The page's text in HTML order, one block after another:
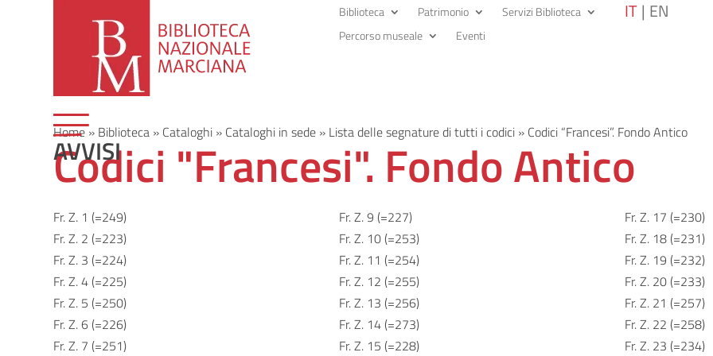
Biblioteca Patrimonio
Servizi Biblioteca
Percorso museale
Eventi
IT EN
AVVISI
Home» Biblioteca » Cataloghi » Cataloghi in sede » Lista delle segnature di tutti i codici » Codici “Francesi”. Fondo Antico
Codici "Francesi". Fondo Antico
Fr. Z. 1 (=249)
Fr. Z. 2 (=223)
Fr. Z. 3 (=224)
Fr. Z. 4 (=225)
Fr. Z. 5 (=250)
Fr. Z. 6 (=226)
Fr. Z. 7 (=251)
Fr. Z. 9 (=227)
Fr. Z. 10 (=253)
Fr. Z. 11 (=254)
Fr. Z. 12 (=255)
Fr. Z. 13 (=256)
Fr. Z. 14 (=273)
Fr. Z. 15 (=228)
Fr. Z. 17 (=230)
Fr. Z. 18 (=231)
Fr. Z. 19 (=232)
Fr. Z. 20 (=233)
Fr. Z. 21 (=257)
Fr. Z. 22 (=258)
Fr. Z. 23 (=234)